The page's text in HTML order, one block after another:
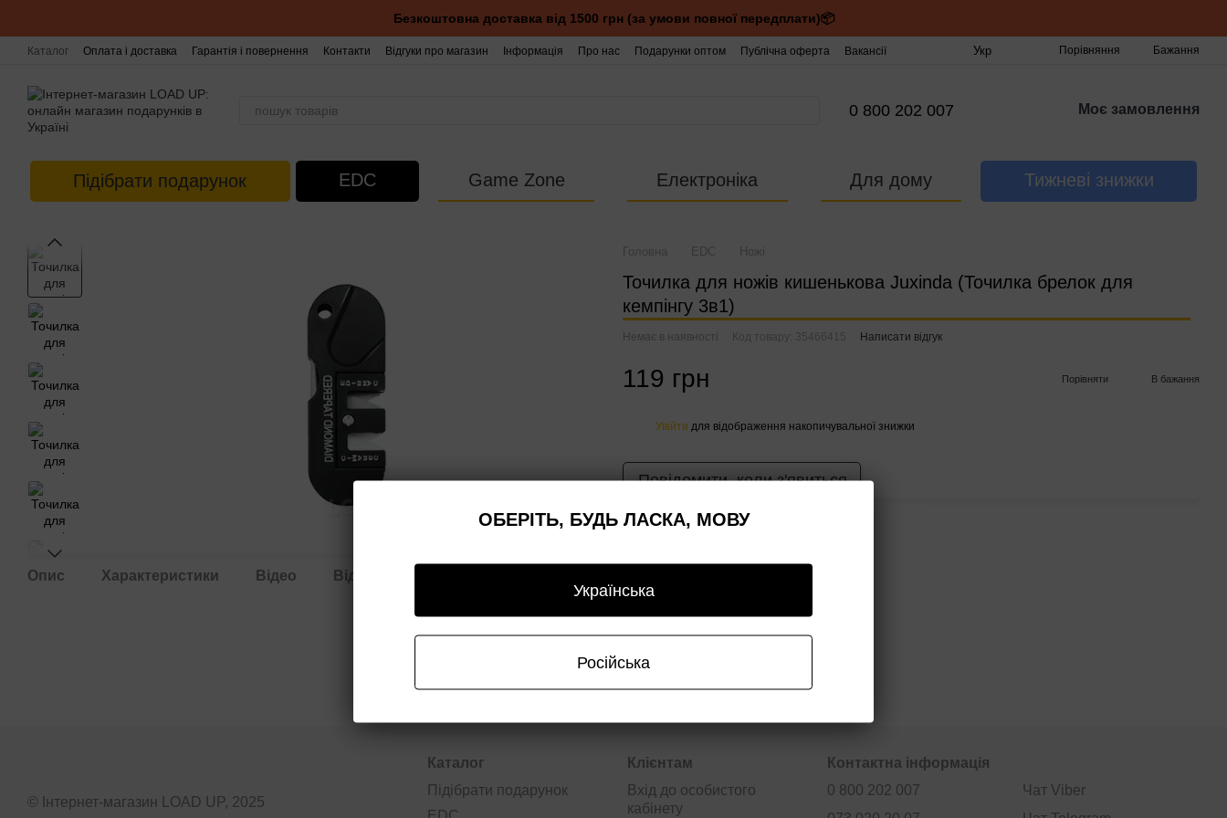
Безкоштовна доставка від 1500 грн (за умови повної передплати)📦
Каталог Оплата і доставка Гарантія і повернення Контакти Відгуки про магазин Інформація Про нас Подарунки оптом Публічна оферта Вакансії Укр Порівняння Бажання
0 800 202 007 Моє замовлення
Підібрати подарунок EDC Game Zone Електроніка Для дому Тижневі знижки
Головна EDC Ножі
Точилка для ножів кишенькова Juxinda (Точилка брелок для
кемпінгу 3в1)
Немає в наявності Код товару: 35466415 Написати відгук
119 грн Порівняти В бажання
Увійти для відображення накопичувальної знижки
Повідомити, коли з'явиться
Опис Характеристики Відео Відгуки
© Інтернет-магазин LOAD UP, 2025
Каталог
Підібрати подарунок
Клієнтам
Вхід до особистого
кабінету
Контактна інформація
0 800 202 007
Чат Viber
ОБЕРІТЬ, БУДЬ ЛАСКА, МОВУ
Українська
Російська